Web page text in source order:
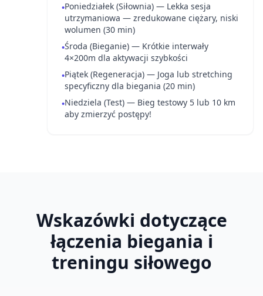
•Poniedziałek (Siłownia) — Lekka sesja
utrzymaniowa — zredukowane ciężary, niski
wolumen (30 min)
•Środa (Bieganie) — Krótkie interwały
4×200m dla aktywacji szybkości
•Piątek (Regeneracja) — Joga lub stretching
specyficzny dla biegania (20 min)
•Niedziela (Test) — Bieg testowy 5 lub 10 km
aby zmierzyć postępy!
Wskazówki dotyczące
łączenia biegania i
treningu siłowego